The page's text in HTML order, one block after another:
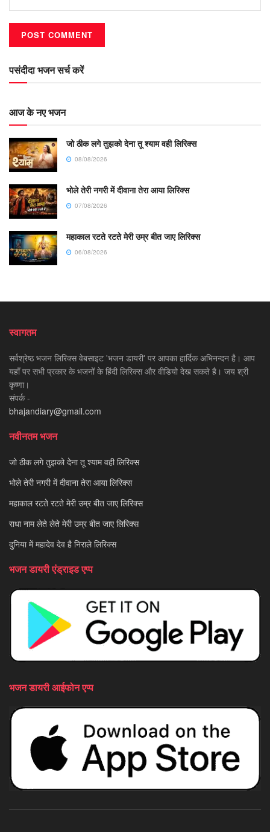
पसंदीदा भजन सर्च करें
आज के नए भजन
जो ठीक लगे तुझको देना तू श्याम वही लिरिक्स
08/08/2026
भोले तेरी नगरी में दीवाना तेरा आया लिरिक्स
07/08/2026
महाकाल रटते रटते मेरी उम्र बीत जाए लिरिक्स
06/08/2026
स्वागतम
सर्वश्रेष्ठ भजन लिरिक्स वेबसाइट 'भजन डायरी' पर आपका हार्दिक अभिनन्दन है। आप
यहाँ पर सभी प्रकार के भजनों के हिंदी लिरिक्स और वीडियो देख सकते है। जय श्री
कृष्णा।
संपर्क -
bhajandiary@gmail.com
नवीनतम भजन
जो ठीक लगे तुझको देना तू श्याम वही लिरिक्स
भोले तेरी नगरी में दीवाना तेरा आया लिरिक्स
महाकाल रटते रटते मेरी उम्र बीत जाए लिरिक्स
राधा नाम लेते लेते मेरी उम्र बीत जाए लिरिक्स
दुनिया में महादेव देव है निराले लिरिक्स
भजन डायरी एंड्राइड एप्प
भजन डायरी आईफोन एप्प